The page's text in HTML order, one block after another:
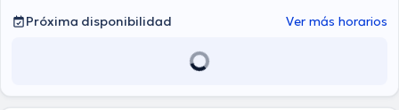
Próxima disponibilidad
Ver más horarios